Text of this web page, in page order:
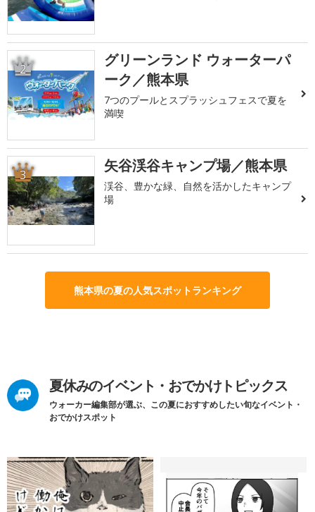
2
グリーンランド ウォーターパ
ーク／熊本県
7つのプールとスプラッシュフェスで夏を
満喫
3 矢谷渓谷キャンプ場／熊本県
渓谷、豊かな緑、自然を活かしたキャンプ
場
熊本県の夏の人気スポットランキング
夏休みのイベント・おでかけトピックス
ウォーカー編集部が選ぶ、この夏におすすめしたい旬なイベント・
おでかけスポット